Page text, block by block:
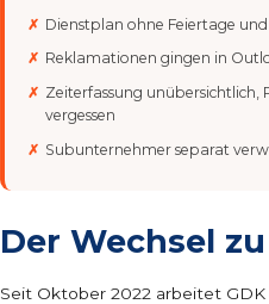
Dienstplan ohne Feiertage und
Reklamationen gingen in
Zeiterfassung unübersichtlich,
vergessen
Subunternehmer separat
Der Wechsel
Seit Oktober 2022 arbeitet